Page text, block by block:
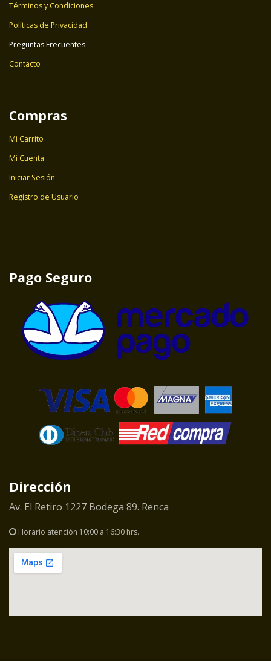
Términos y Condiciones
Políticas de Privacidad
Preguntas Frecuentes
Contacto
Compras
Mi Carrito
Mi Cuenta
Iniciar Sesión
Registro de Usuario
Pago Seguro
Dirección
Av. El Retiro 1227 Bodega 89. Renca
Horario atención 10:00 a 16:30 hrs.